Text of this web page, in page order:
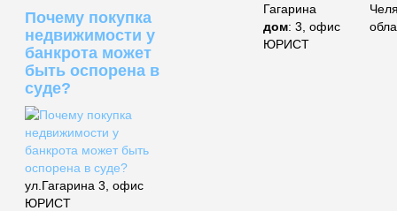
Почему покупка
недвижимости у
банкрота может
быть оспорена в
суде?
ул.Гагарина 3, офис
ЮРИСТ
Гагарина
дом: 3, офис
ЮРИСТ